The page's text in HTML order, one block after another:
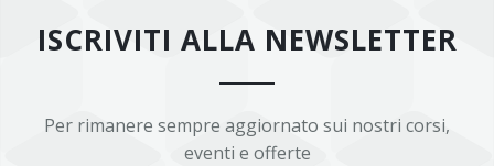
ISCRIVITI ALLA NEWSLETTER
Per rimanere sempre aggiornato sui nostri corsi,
eventi e offerte